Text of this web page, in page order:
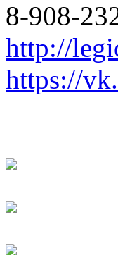
8-908-
http://
https://